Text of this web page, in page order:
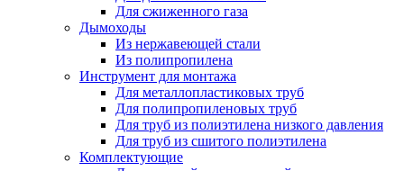
Для сжиженного газа
Дымоходы
Из нержавеющей стали
Из полипропилена
Инструмент для монтажа
Для металлопластиковых труб
Для полипропиленовых труб
Для труб из полиэтилена низкого давления
Для труб из сшитого полиэтилена
Комплектующие